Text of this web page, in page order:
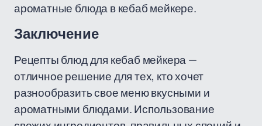
ароматные блюда в кебаб мейкере.
Заключение
Рецепты блюд для кебаб мейкера —
отличное решение для тех, кто хочет
разнообразить свое меню вкусными и
ароматными блюдами. Использование